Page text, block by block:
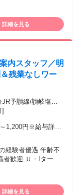
与は22日出勤の給
ト、ヘッドスパな
詳細を見る
内スタッフ／明
残業なしワー
予讃線/讃岐塩屋
]
1,200円※給与詳細
月収18万9200円
者歓迎 Ｕ・Iターン
詳細を見る